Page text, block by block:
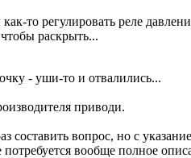
то регулировать реле
раскрыть...
- уши-то и отвалились...
приводи.
составить вопрос, но с
вообще полное